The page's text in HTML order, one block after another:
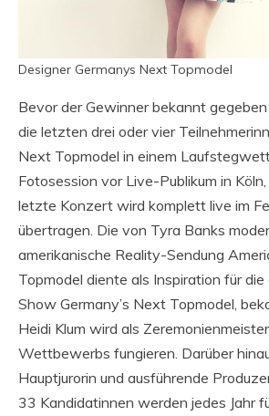
Designer Germanys Next Topmodel
Bevor der Gewinner bekannt
die letzten drei oder vier
Next Topmodel in einem
Fotosession vor Live-Publikum in
letzte Konzert wird komplett live im
übertragen. Die von Tyra Banks
amerikanische Reality-Sendung
Topmodel diente als Inspiration für
Show Germany’s Next Topmodel,
Heidi Klum wird als
Wettbewerbs fungieren. Darüber
Hauptjurorin und ausführende
33 Kandidatinnen werden jedes Jahr